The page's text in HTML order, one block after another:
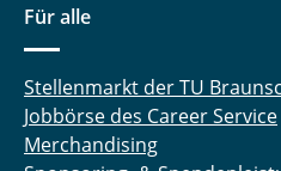
Für alle
Stellenmarkt der TU
Jobbörse des Career Service
Merchandising